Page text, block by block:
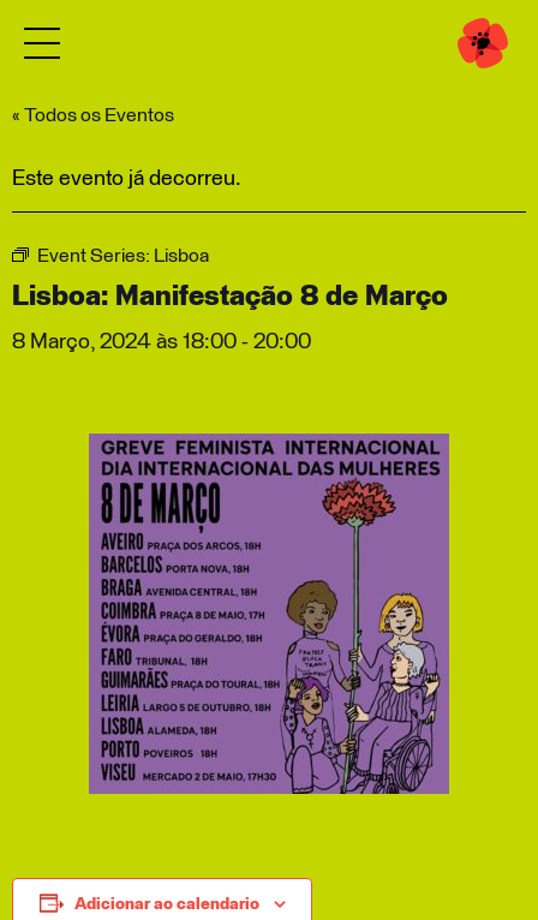
« Todos os Eventos
Este evento já decorreu.
Event Series: Lisboa
Lisboa: Manifestação 8 de Março
8 Março, 2024 às 18:00 - 20:00
Adicionar ao calendario